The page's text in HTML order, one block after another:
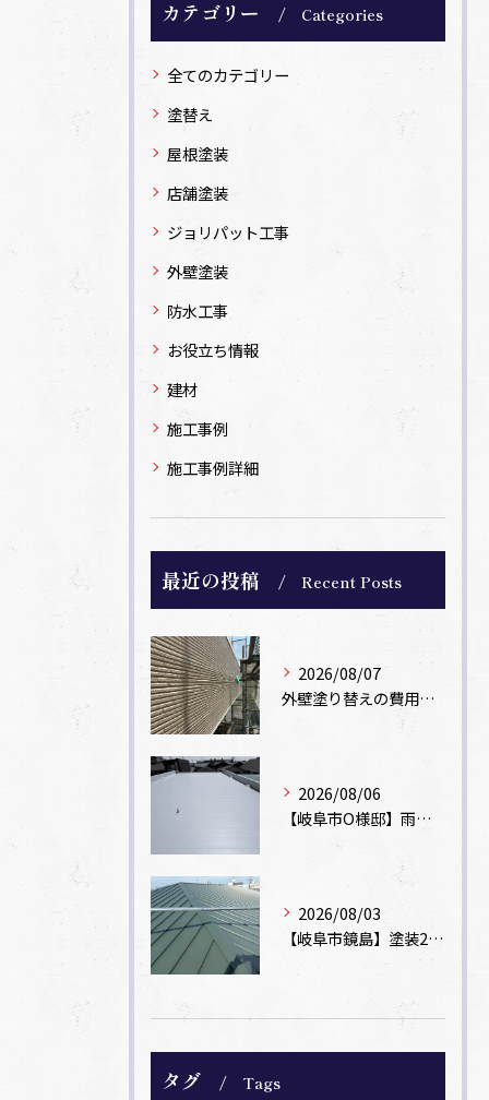
カテゴリー Categories
全てのカテゴリー
塗替え
屋根塗装
店舗塗装
ジョリパット工事
外壁塗装
防水工事
お役立ち情報
建材
施工事例
施工事例詳細
最近の投稿 Recent Posts
2026/08/07
外壁塗り替えの費用相場は？坪数別の価格目安と安く抑えるコツ【一級塗装士解説】
2026/08/06
【岐阜市O様邸】雨漏りを解消！塩ビシート機械固定工法による屋根防水工事
2026/08/03
【岐阜市鏡島】塗装2回のカラーベスト屋根をカバー工法でガルバリウム鋼板に改修！
タグ Tags